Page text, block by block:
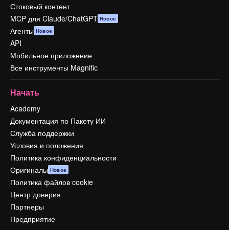
Стоковый контент
MCP для Claude/ChatGPT Новое
Агенты Новое
API
Мобильное приложение
Все инструменты Magnific
Начать
Academy
Документация по Пакету ИИ
Служба поддержки
Условия и положения
Политика конфиденциальности
Оригиналы Новое
Политика файлов cookie
Центр доверия
Партнеры
Предприятие